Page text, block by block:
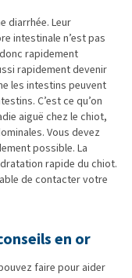
diarrhée. Leur
intestinale n’est pas
rapidement
rapidement devenir
les intestins peuvent
C’est ce qu’on
aiguë chez le chiot,
Vous devez
possible. La
rapide du chiot.
de contacter votre
en or
faire pour aider